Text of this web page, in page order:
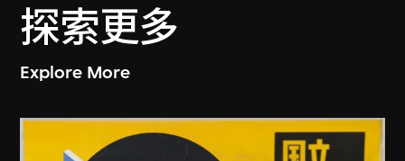
探索更多
Explore More